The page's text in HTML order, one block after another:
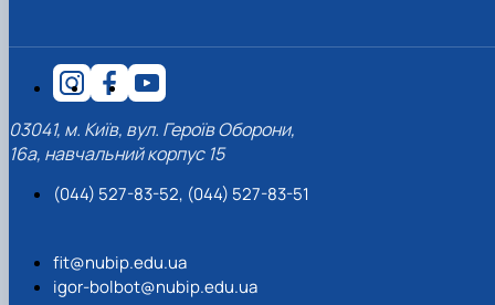
03041, м. Київ, вул. Героїв Оборони,
16а, навчальний корпус 15
(044) 527-83-52, (044) 527-83-51
fit@nubip.edu.ua
igor-bolbot@nubip.edu.ua